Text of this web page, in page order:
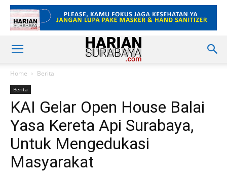
Home Berita
Berita
KAI Gelar Open House Balai
Yasa Kereta Api Surabaya,
Untuk Mengedukasi
Masyarakat